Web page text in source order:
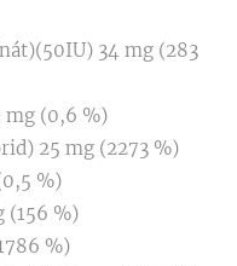
34 mg (283
mg (0,6 %)
25 mg (2273 %)
%)
(156 %)
%)